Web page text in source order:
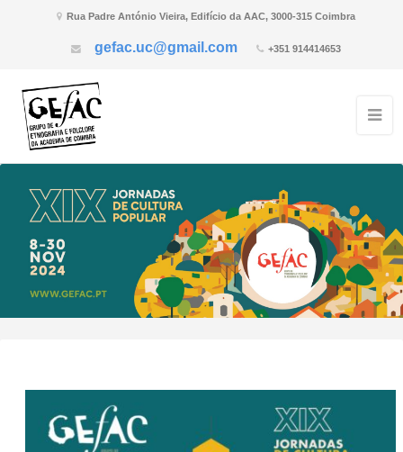
Rua Padre António Vieira, Edifício da AAC, 3000-315 Coimbra
gefac.uc@gmail.com +351 914414653